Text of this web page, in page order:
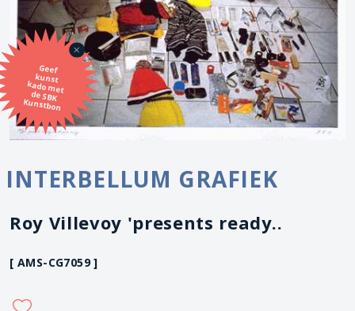
Geef
kunst
kado met
de SBK
Kunstbon
INTERBELLUM GRAFIEK
Roy Villevoy 'presents ready..
[ AMS-CG7059 ]